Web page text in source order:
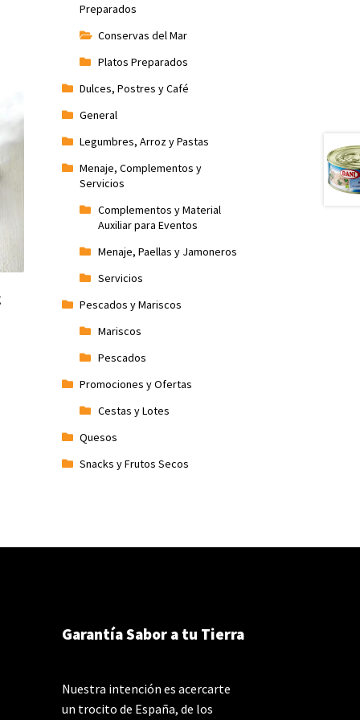
Preparados
Conservas del Mar
Platos Preparados
Dulces, Postres y Café
General
Legumbres, Arroz y Pastas
Menaje, Complementos y
Servicios
Complementos y Material
Auxiliar para Eventos
Menaje, Paellas y Jamoneros
Servicios
Pescados y Mariscos
Mariscos
Pescados
Promociones y Ofertas
Cestas y Lotes
Quesos
Snacks y Frutos Secos
Garantía Sabor a tu Tierra
Nuestra intención es acercarte
un trocito de España, de los